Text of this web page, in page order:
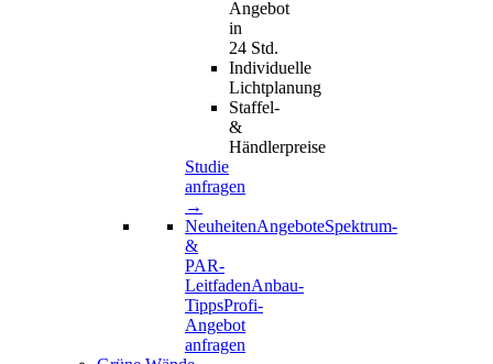
Angebot
in
24 Std.
Individuelle
Lichtplanung
Staffel-
&
Händlerpreise
Studie
anfragen
→
NeuheitenAngeboteSpektrum-
&
PAR-
LeitfadenAnbau-
TippsProfi-
Angebot
anfragen